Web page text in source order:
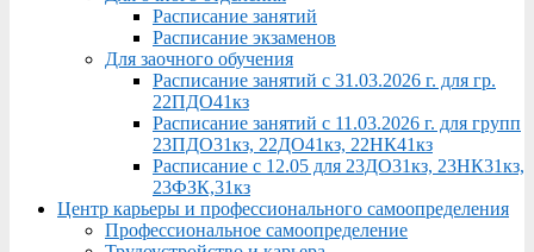
Расписание занятий
Расписание экзаменов
Для заочного обучения
Расписание занятий с 31.03.2026 г. для гр.
22ПДО41кз
Расписание занятий с 11.03.2026 г. для групп
23ПДО31кз, 22ДО41кз, 22НК41кз
Расписание с 12.05 для 23ДО31кз, 23НК31кз,
23ФЗК,31кз
Центр карьеры и профессионального самоопределения
Профессиональное самоопределение